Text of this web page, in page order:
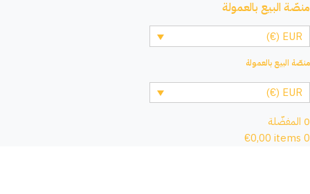
منصّة البيع بالعمولة
EUR (€)
منصّة البيع بالعمولة
EUR (€)
0 المفضّلة
0
items
€0,00